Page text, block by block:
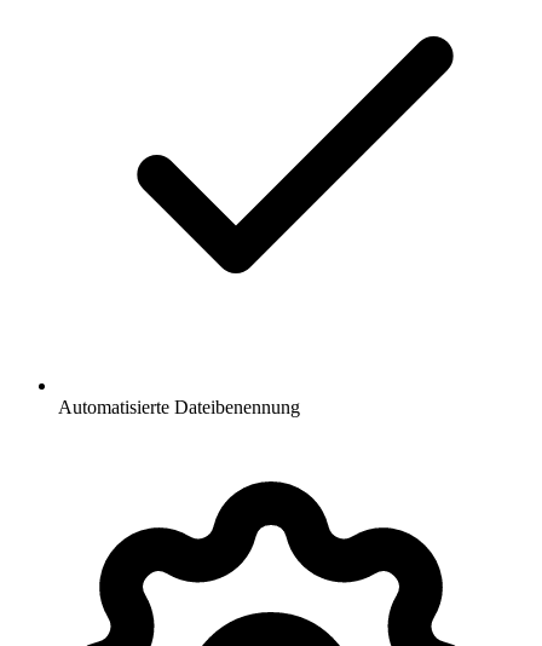
Automatisierte Dateibenennung